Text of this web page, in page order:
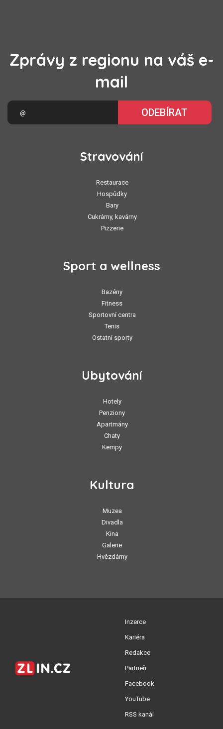
Zprávy z regionu na váš e-
mail
ODEBÍRAT
Stravování
Restaurace
Hospůdky
Bary
Cukrárny, kavárny
Pizzerie
Sport a wellness
Bazény
Fitness
Sportovní centra
Tenis
Ostatní sporty
Ubytování
Hotely
Penziony
Apartmány
Chaty
Kempy
Kultura
Muzea
Divadla
Kina
Galerie
Hvězdárny
Inzerce
Kariéra
Redakce
Partneři
Facebook
YouTube
RSS kanál